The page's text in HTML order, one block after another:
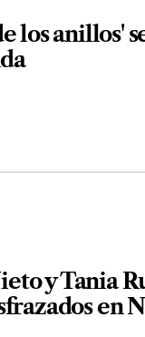
los anillos'
y Tania
en